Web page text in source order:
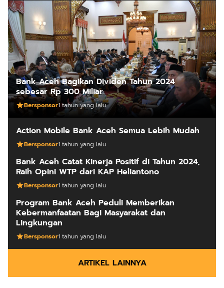
Bank Aceh Bagikan Dividen Tahun 2024
sebesar Rp 300 Miliar
Bersponsor1 tahun yang lalu
Action Mobile Bank Aceh Semua Lebih Mudah
Bersponsor1 tahun yang lalu
Bank Aceh Catat Kinerja Positif di Tahun 2024,
Raih Opini WTP dari KAP Heliantono
Bersponsor1 tahun yang lalu
Program Bank Aceh Peduli Memberikan
Kebermanfaatan Bagi Masyarakat dan
Lingkungan
Bersponsor1 tahun yang lalu
ARTIKEL LAINNYA